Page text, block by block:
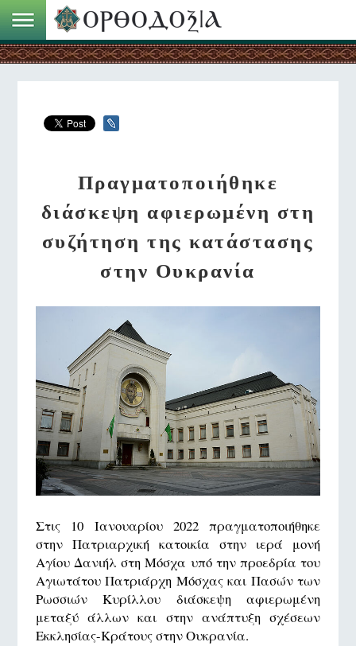
Πραγματοποιήθηκε
διάσκεψη αφιερωμένη στη
συζήτηση της κατάστασης
στην Ουκρανία
Στις 10 Ιανουαρίου 2022 πραγματοποιήθηκε
στην Πατριαρχική κατοικία στην ιερά μονή
Αγίου Δανιήλ στη Μόσχα υπό την προεδρία του
Αγιωτάτου Πατριάρχη Μόσχας και Πασών των
Ρωσσιών Κυρίλλου διάσκεψη αφιερωμένη
μεταξύ άλλων και στην ανάπτυξη σχέσεων
Εκκλησίας-Κράτους στην Ουκρανία.